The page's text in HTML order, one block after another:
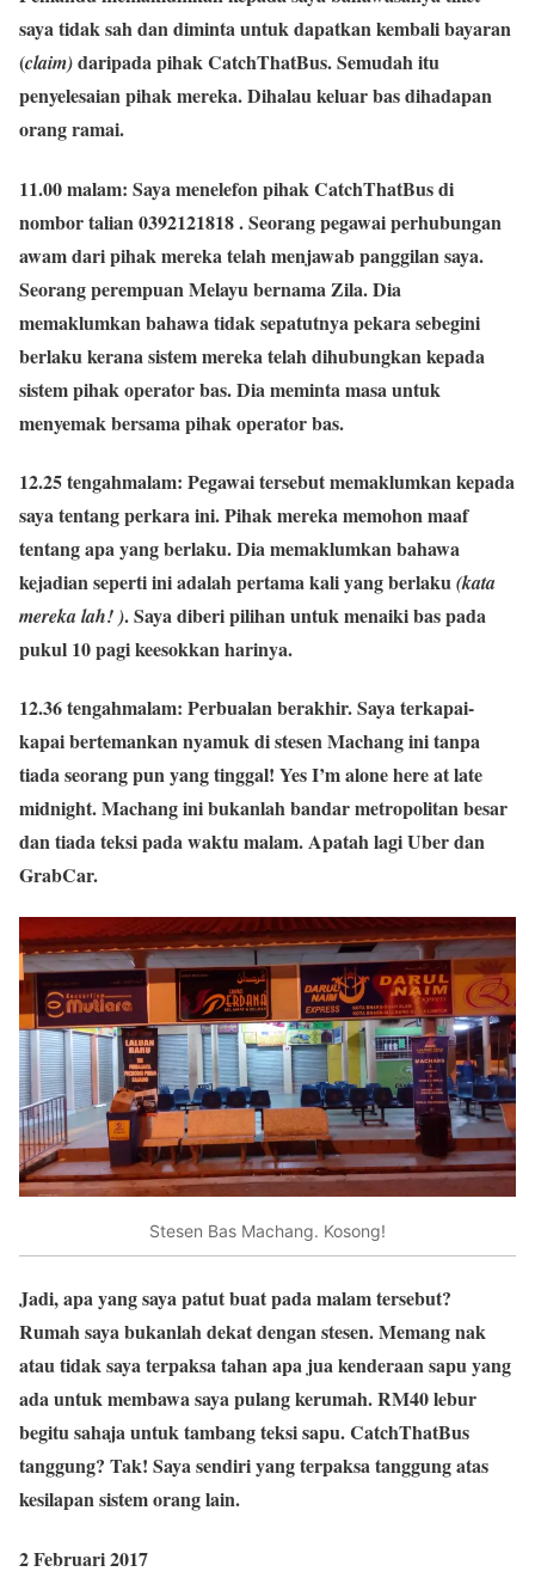
saya tidak sah dan diminta untuk dapatkan kembali bayaran
(claim)daripada pihakCatchThatBus.Semudah itu
penyelesaian pihak mereka. Dihalau keluar bas dihadapan
orang ramai.
11.00 malam: Saya menelefon pihak CatchThatBusdi
nombor talian 0392121818. Seorang pegawai perhubungan
awam dari pihak mereka telah menjawab panggilan saya.
Seorang perempuan Melayu bernama Zila. Dia
memaklumkan bahawa tidak sepatutnya pekara sebegini
berlaku kerana sistem mereka telah dihubungkan kepada
sistem pihak operator bas. Dia meminta masa untuk
menyemak bersama pihak operator bas.
12.25 tengahmalam: Pegawai tersebut memaklumkan kepada
saya tentang perkara ini. Pihak mereka memohon maaf
tentang apa yang berlaku. Dia memaklumkan bahawa
kejadian seperti ini adalah pertama kali yang berlaku(kata
mereka lah! ). Saya diberi pilihan untuk menaiki bas pada
pukul 10 pagi keesokkan harinya.
12.36 tengahmalam: Perbualan berakhir. Saya terkapai-
kapai bertemankan nyamuk di stesen Machang ini tanpa
tiada seorang pun yang tinggal! Yes I’m alone here at late
midnight. Machang ini bukanlah bandar metropolitan besar
dan tiada teksi pada waktu malam. Apatah lagi Uber dan
GrabCar.
Stesen Bas Machang. Kosong!
Jadi, apa yang saya patut buat pada malam tersebut?
Rumah saya bukanlah dekat dengan stesen. Memang nak
atau tidak saya terpaksa tahan apa jua kenderaan sapu yang
ada untuk membawa saya pulang kerumah. RM40 lebur
begitu sahaja untuk tambang teksi sapu. CatchThatBus
tanggung? Tak! Saya sendiri yang terpaksa tanggung atas
kesilapan sistem orang lain.
2 Februari 2017